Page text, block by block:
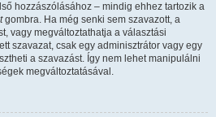
hozzászólásához – mindig ehhez tartozik a
gombra. Ha még senki sem szavazott, a
vagy megváltoztathatja a választási
szavazat, csak egy adminisztrátor vagy egy
a szavazást. Így nem lehet manipulálni
megváltoztatásával.